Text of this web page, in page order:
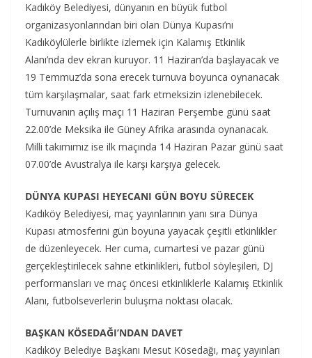
Kadıköy Belediyesi, dünyanın en büyük futbol
organizasyonlarından biri olan Dünya Kupası’nı
Kadıköylülerle birlikte izlemek için Kalamış Etkinlik
Alanı’nda dev ekran kuruyor. 11 Haziran’da başlayacak ve
19 Temmuz’da sona erecek turnuva boyunca oynanacak
tüm karşılaşmalar, saat fark etmeksizin izlenebilecek.
Turnuvanın açılış maçı 11 Haziran Perşembe günü saat
22.00’de Meksika ile Güney Afrika arasında oynanacak.
Milli takımımız ise ilk maçında 14 Haziran Pazar günü saat
07.00’de Avustralya ile karşı karşıya gelecek.
DÜNYA KUPASI HEYECANI GÜN BOYU SÜRECEK
Kadıköy Belediyesi, maç yayınlarının yanı sıra Dünya
Kupası atmosferini gün boyuna yayacak çeşitli etkinlikler
de düzenleyecek. Her cuma, cumartesi ve pazar günü
gerçekleştirilecek sahne etkinlikleri, futbol söyleşileri, DJ
performansları ve maç öncesi etkinliklerle Kalamış Etkinlik
Alanı, futbolseverlerin buluşma noktası olacak.
BAŞKAN KÖSEDAĞI’NDAN DAVET
Kadıköy Belediye Başkanı Mesut Kösedağı, maç yayınları